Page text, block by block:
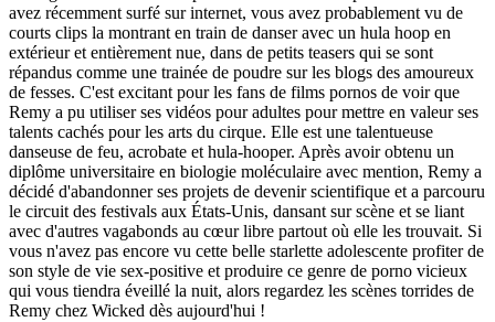
avez récemment surfé sur internet, vous avez probablement vu de
courts clips la montrant en train de danser avec un hula hoop en
extérieur et entièrement nue, dans de petits teasers qui se sont
répandus comme une trainée de poudre sur les blogs des amoureux
de fesses. C'est excitant pour les fans de films pornos de voir que
Remy a pu utiliser ses vidéos pour adultes pour mettre en valeur ses
talents cachés pour les arts du cirque. Elle est une talentueuse
danseuse de feu, acrobate et hula-hooper. Après avoir obtenu un
diplôme universitaire en biologie moléculaire avec mention, Remy a
décidé d'abandonner ses projets de devenir scientifique et a parcouru
le circuit des festivals aux États-Unis, dansant sur scène et se liant
avec d'autres vagabonds au cœur libre partout où elle les trouvait. Si
vous n'avez pas encore vu cette belle starlette adolescente profiter de
son style de vie sex-positive et produire ce genre de porno vicieux
qui vous tiendra éveillé la nuit, alors regardez les scènes torrides de
Remy chez Wicked dès aujourd'hui !